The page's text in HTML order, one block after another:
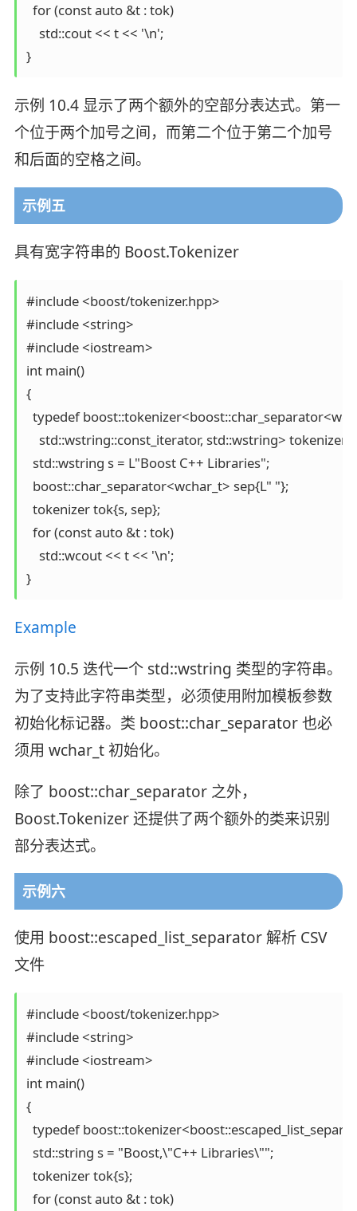
  for (const auto &t : tok)
    std::cout << t << '\n';
}
示例 10.4 显示了两个额外的空部分表达式。第一
个位于两个加号之间，而第二个位于第二个加号
和后面的空格之间。
示例五
具有宽字符串的 Boost.Tokenizer
#include <boost/tokenizer.hpp>
#include <string>
#include <iostream>
int main()
{
typedef
    std::wstring::const_iterator, std::wstring> tokenizer;
  std::wstring s = L"Boost C++ Libraries";
  boost::char_separator<wchar_t> sep{L" "};
  tokenizer tok{s, sep};
  for (const auto &t : tok)
    std::wcout << t << '\n';
}
Example
示例 10.5 迭代一个 std::wstring 类型的字符串。
为了支持此字符串类型，必须使用附加模板参数
初始化标记器。类 boost::char_separator 也必
须用 wchar_t 初始化。
除了 boost::char_separator 之外，
Boost.Tokenizer 还提供了两个额外的类来识别
部分表达式。
示例六
使用 boost::escaped_list_separator 解析 CSV
文件
#include <boost/tokenizer.hpp>
#include <string>
#include <iostream>
int main()
{
typedef
  std::string s = "Boost,\"C++ Libraries\"";
  tokenizer tok{s};
  for (const auto &t : tok)